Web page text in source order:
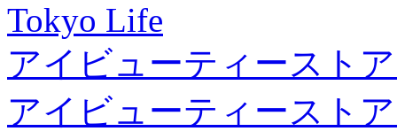
Tokyo Life
アイビューティースト
アイビューティースト